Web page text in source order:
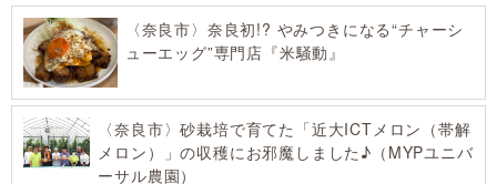
〈奈良市〉奈良初!? やみつきになる“チャーシ
ューエッグ”専門店『米騒動』
〈奈良市〉砂栽培で育てた「近大ICTメロン（帯解
メロン）」の収穫にお邪魔しました♪（MYPユニバ
ーサル農園）